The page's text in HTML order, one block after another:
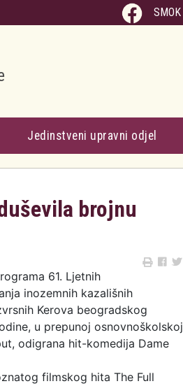
SMOK
Jedinstveni upravni odjel
brojnu
61. Ljetnih
inozemnih kazališnih
Kerova beogradskog
u prepunoj osnovnoškolskoj
odigrana hit-komedija Dame
filmskog hita The Full